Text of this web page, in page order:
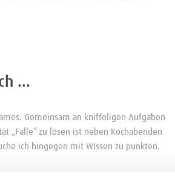
…
Gemeinsam an kniffeligen Aufgaben
„Fälle“ zu lösen ist neben Kochabenden
ich hingegen mit Wissen zu punkten.